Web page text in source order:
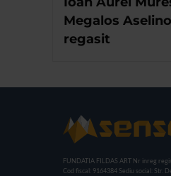
Megalos
regasit
FUNDATIA FILDAS ART Nr inreg
Cod fiscal: 9164384 Sediu social: Str.